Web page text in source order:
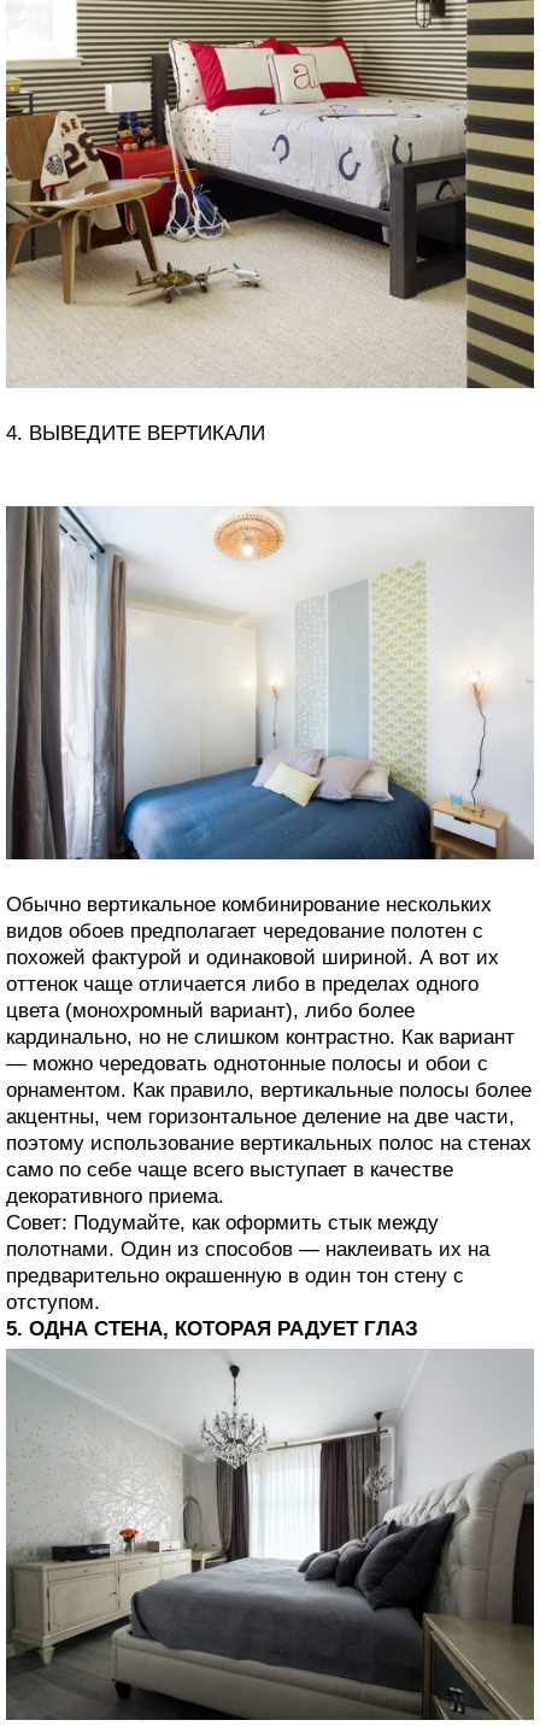
4. ВЫВЕДИТЕ ВЕРТИКАЛИ
Обычно вертикальное комбинирование нескольких
видов обоев предполагает чередование полотен с
похожей фактурой и одинаковой шириной. А вот их
оттенок чаще отличается либо в пределах одного
цвета (монохромный вариант), либо более
кардинально, но не слишком контрастно. Как вариант
— можно чередовать однотонные полосы и обои с
орнаментом. Как правило, вертикальные полосы более
акцентны, чем горизонтальное деление на две части,
поэтому использование вертикальных полос на стенах
само по себе чаще всего выступает в качестве
декоративного приема.
Совет: Подумайте, как оформить стык между
полотнами. Один из способов — наклеивать их на
предварительно окрашенную в один тон стену с
отступом.
5. ОДНА СТЕНА, КОТОРАЯ РАДУЕТ ГЛАЗ